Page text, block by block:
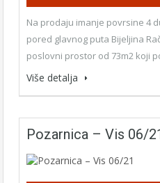
Na prodaju imanje povrsine 4
pored glavnog puta Bijeljina
poslovni prostor od 73m2 koji
Više detalja
Pozarnica – Vis 06/